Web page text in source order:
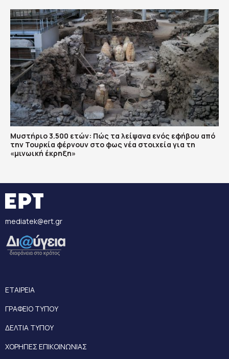
Μυστήριο 3.500 ετών: Πώς τα λείψανα ενός εφήβου από
την Τουρκία φέρνουν στο φως νέα στοιχεία για τη
«μινωική έκρηξη»
mediatek@ert.gr
ΕΤΑΙΡΕΙΑ
ΓΡΑΦΕΙΟ ΤΥΠΟΥ
ΔΕΛΤΙΑ ΤΥΠΟΥ
ΧΟΡΗΓΙΕΣ ΕΠΙΚΟΙΝΩΝΙΑΣ